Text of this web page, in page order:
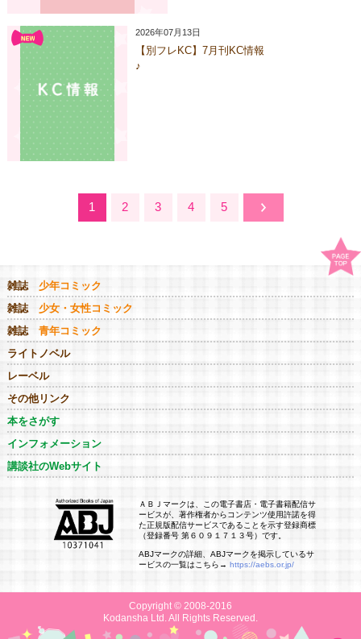
2026年07月13日
【別フレKC】7月刊KC情報
♪
1 2 3 4 5
雑誌 少年コミック
雑誌 少女・女性コミック
雑誌 青年コミック
ライトノベル
レーベル
その他リンク
本をさがす
インフォメーション
講談社のWebサイト
ＡＢＪマークは、この電子書店・電子書籍配信サ
ービスが、著作権者からコンテンツ使用許諾を得
た正規版配信サービスであることを示す登録商標
（登録番号 第６０９１７１３号）です。
ABJマークの詳細、ABJマークを掲示しているサ
ービスの一覧はこちら→https://aebs.or.jp/
Copyright © 2008-2016
Kodansha Ltd. All Rights Reserved.